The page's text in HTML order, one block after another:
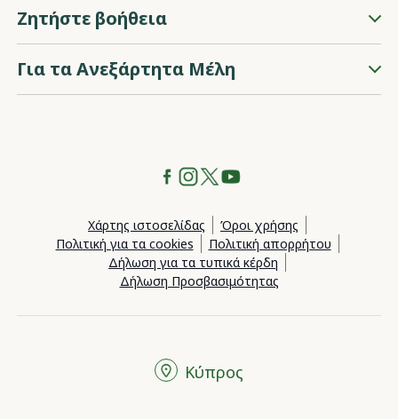
Ζητήστε βοήθεια
Για τα Ανεξάρτητα Μέλη
Χάρτης ιστοσελίδας
Όροι χρήσης
Πολιτική για τα cookies
Πολιτική απορρήτου
Δήλωση για τα τυπικά κέρδη
Δήλωση Προσβασιμότητας
Κύπρος